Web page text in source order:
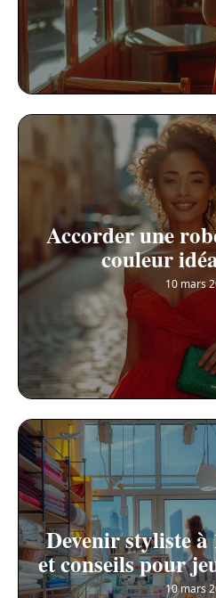
Accorder une
couleur
10 mars
Devenir styliste à
et conseils pour
10 mars